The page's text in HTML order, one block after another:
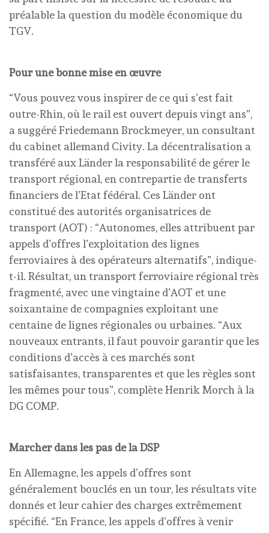
préalable la question du modèle économique du
TGV.
Pour une bonne mise en œuvre
“Vous pouvez vous inspirer de ce qui s’est fait
outre-Rhin, où le rail est ouvert depuis vingt ans”,
a suggéré Friedemann Brockmeyer, un consultant
du cabinet allemand Civity. La décentralisation a
transféré aux Länder la responsabilité de gérer le
transport régional, en contrepartie de transferts
financiers de l’Etat fédéral. Ces Länder ont
constitué des autorités organisatrices de
transport (AOT) : “Autonomes, elles attribuent par
appels d’offres l’exploitation des lignes
ferroviaires à des opérateurs alternatifs”, indique-
t-il. Résultat, un transport ferroviaire régional très
fragmenté, avec une vingtaine d’AOT et une
soixantaine de compagnies exploitant une
centaine de lignes régionales ou urbaines. “Aux
nouveaux entrants, il faut pouvoir garantir que les
conditions d’accès à ces marchés sont
satisfaisantes, transparentes et que les règles sont
les mêmes pour tous”, complète Henrik Morch à la
DG COMP.
Marcher dans les pas de la DSP
En Allemagne, les appels d’offres sont
généralement bouclés en un tour, les résultats vite
donnés et leur cahier des charges extrêmement
spécifié. “En France, les appels d’offres à venir